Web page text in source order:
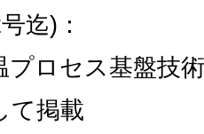
迄)：
プロセス基盤技
て掲載